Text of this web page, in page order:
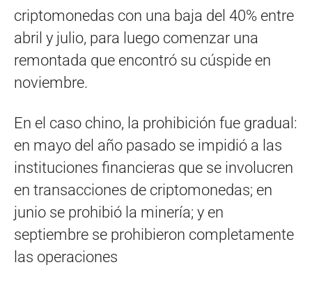
criptomonedas con una baja del 40% entre
abril y julio, para luego comenzar una
remontada que encontró su cúspide en
noviembre.
En el caso chino, la prohibición fue gradual:
en mayo del año pasado se impidió a las
instituciones financieras que se involucren
en transacciones de criptomonedas; en
junio se prohibió la minería; y en
septiembre se prohibieron completamente
las operaciones